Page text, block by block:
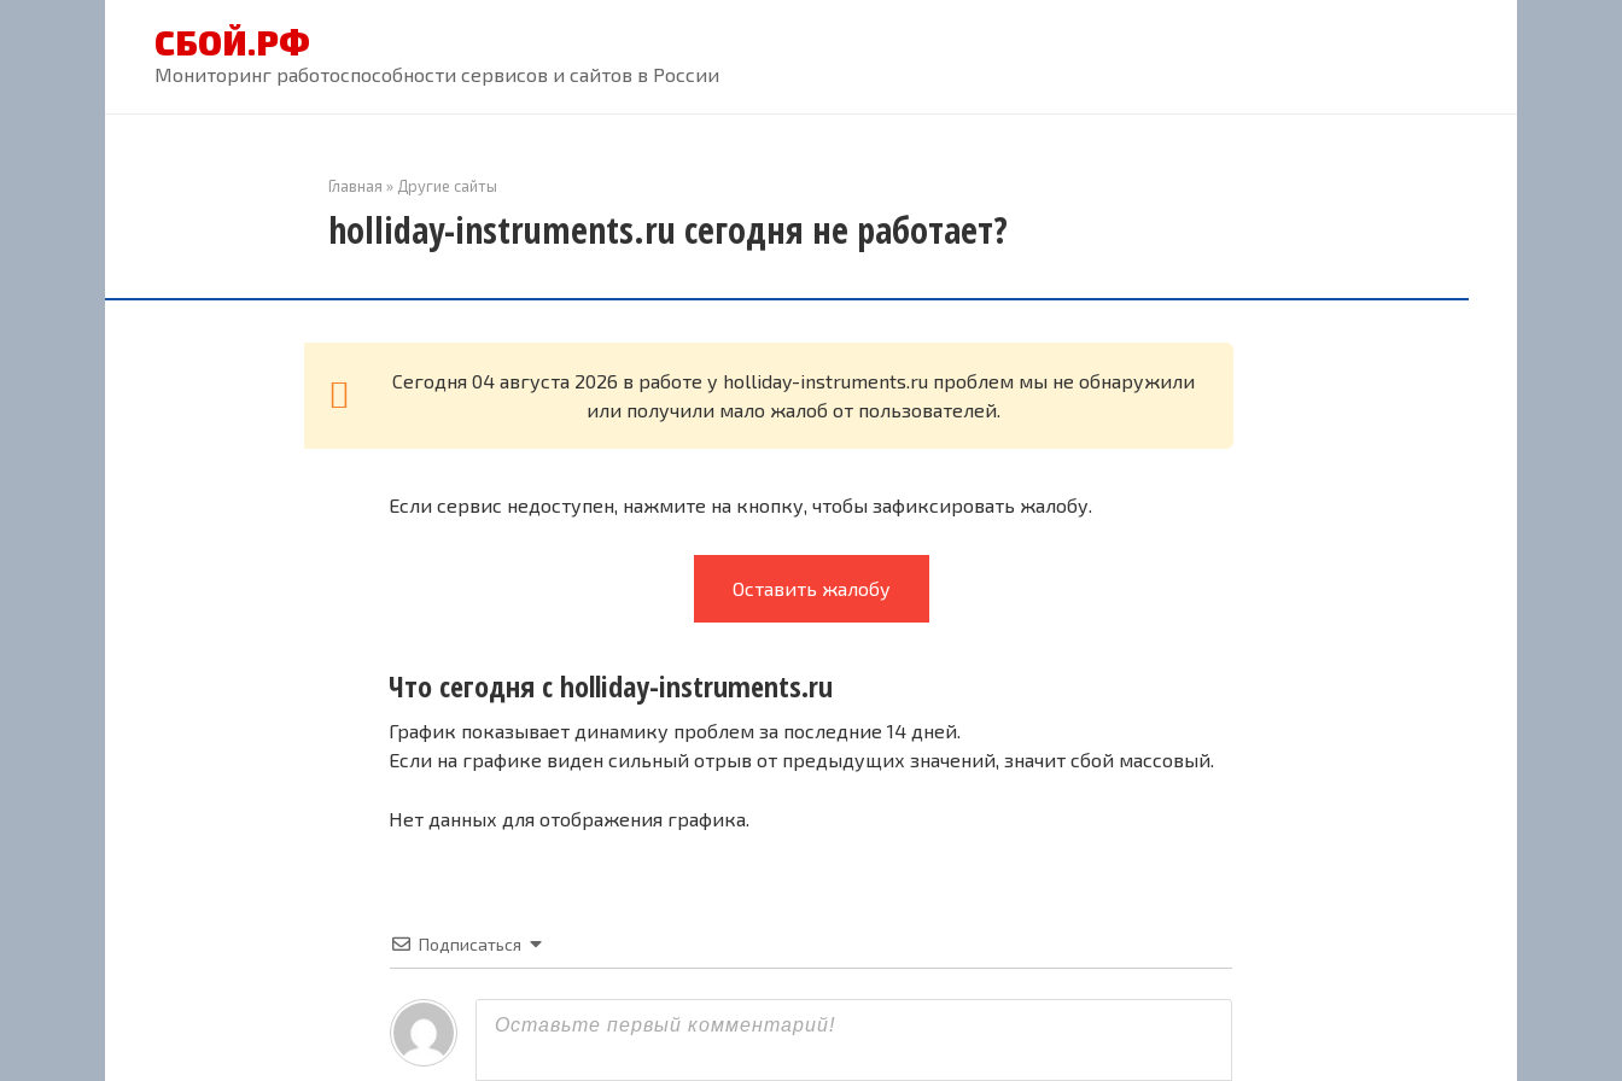
СБОЙ.РФ
Мониторинг работоспособности сервисов и сайтов в России
Главная » Другие сайты
holliday-instruments.ru сегодня не работает?
Cегодня 04 августа 2026 в работе у holliday-instruments.ru проблем мы не обнаружили
или получили мало жалоб от пользователей.
Если сервис недоступен, нажмите на кнопку, чтобы зафиксировать жалобу.
Оставить жалобу
Что сегодня с holliday-instruments.ru
График показывает динамику проблем за последние 14 дней.
Если на графике виден сильный отрыв от предыдущих значений, значит сбой массовый.
Нет данных для отображения графика.
Подписаться